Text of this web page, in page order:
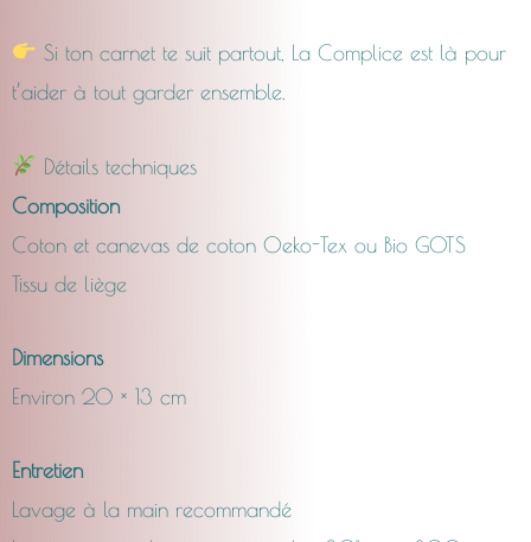
Si ton carnet te suit partout, La Complice est là pour
t’aider à tout garder ensemble.
Détails techniques
Composition
Coton et canevas de coton Oeko-Tex ou Bio GOTS
Tissu de liège
Dimensions
Environ 20 × 13 cm
Entretien
Lavage à la main recommandé